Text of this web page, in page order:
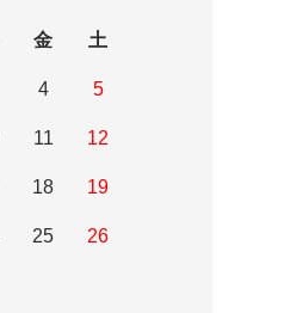
金 土
4 5
11 12
18 19
25 26